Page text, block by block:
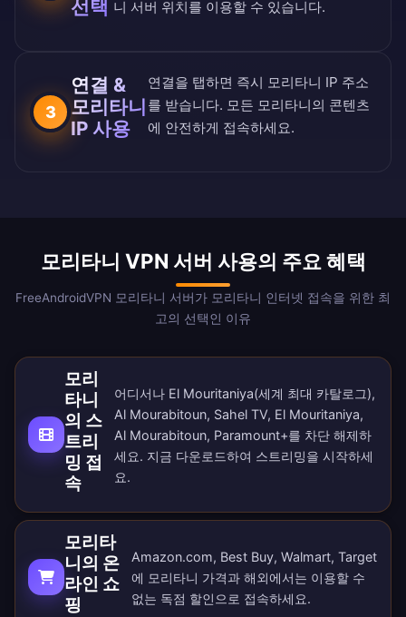
선택 니 서버 위치를 이용할 수 있습니다.
3
연결 &
모리타니
IP 사용
연결을 탭하면 즉시 모리타니 IP 주소
를 받습니다. 모든 모리타니의 콘텐츠
에 안전하게 접속하세요.
모리타니 VPN 서버 사용의 주요 혜택
FreeAndroidVPN 모리타니 서버가 모리타니 인터넷 접속을 위한 최
고의 선택인 이유
모리
타니
의 스
트리
밍 접
속
어디서나 El Mouritaniya(세계 최대 카탈로그),
Al Mourabitoun, Sahel TV, El Mouritaniya,
Al Mourabitoun, Paramount+를 차단 해제하
세요. 지금 다운로드하여 스트리밍을 시작하세
요.
모리타
니의 온
라인 쇼
핑
Amazon.com, Best Buy, Walmart, Target
에 모리타니 가격과 해외에서는 이용할 수
없는 독점 할인으로 접속하세요.